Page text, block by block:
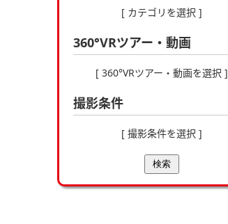
[ カテゴリを選択 ]
360°VRツアー・動画
[ 360°VRツアー・動画を選択 ]
撮影条件
[ 撮影条件を選択 ]
検索